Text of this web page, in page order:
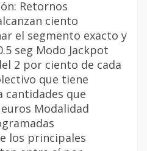
Retornos
ciento
el segmento exacto y
seg Modo Jackpot
2 por ciento de cada
que tiene
cantidades que
Modalidad
los principales